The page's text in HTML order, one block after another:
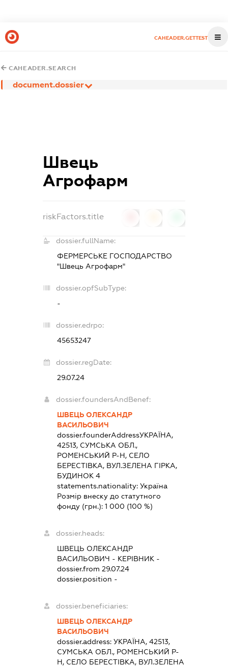
CAHEADER.GETTEST
CAHEADER.SEARCH
document.dossier
Швець
Агрофарм
riskFactors.title
dossier.fullName:
ФЕРМЕРСЬКЕ ГОСПОДАРСТВО
"Швець Агрофарм"
dossier.opfSubType:
-
dossier.edrpo:
45653247
dossier.regDate:
29.07.24
dossier.foundersAndBenef:
ШВЕЦЬ ОЛЕКСАНДР
ВАСИЛЬОВИЧ
dossier.founderAddressУКРАЇНА,
42513, СУМСЬКА ОБЛ.,
РОМЕНСЬКИЙ Р-Н, СЕЛО
БЕРЕСТІВКА, ВУЛ.ЗЕЛЕНА ГІРКА,
БУДИНОК 4
statements.nationality: Україна
Розмір внеску до статутного
фонду (грн.): 1 000 (100 %)
dossier.heads:
ШВЕЦЬ ОЛЕКСАНДР
ВАСИЛЬОВИЧ - КЕРІВНИК-
dossier.from 29.07.24
dossier.position -
dossier.beneficiaries:
ШВЕЦЬ ОЛЕКСАНДР
ВАСИЛЬОВИЧ
dossier.address: УКРАЇНА, 42513,
СУМСЬКА ОБЛ., РОМЕНСЬКИЙ Р-
Н, СЕЛО БЕРЕСТІВКА, ВУЛ.ЗЕЛЕНА